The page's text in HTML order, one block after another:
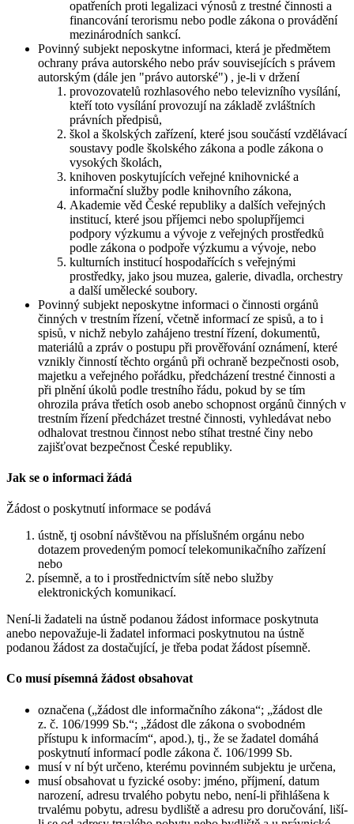
opatřeních proti legalizaci výnosů z trestné činnosti a
financování terorismu nebo podle zákona o provádění
mezinárodních sankcí.
Povinný subjekt neposkytne informaci, která je předmětem
ochrany práva autorského nebo práv souvisejících s právem
autorským (dále jen "právo autorské") , je-li v držení
provozovatelů rozhlasového nebo televizního vysílání,
kteří toto vysílání provozují na základě zvláštních
právních předpisů,
škol a školských zařízení, které jsou součástí vzdělávací
soustavy podle školského zákona a podle zákona o
vysokých školách,
knihoven poskytujících veřejné knihovnické a
informační služby podle knihovního zákona,
Akademie věd České republiky a dalších veřejných
institucí, které jsou příjemci nebo spolupříjemci
podpory výzkumu a vývoje z veřejných prostředků
podle zákona o podpoře výzkumu a vývoje, nebo
kulturních institucí hospodařících s veřejnými
prostředky, jako jsou muzea, galerie, divadla, orchestry
a další umělecké soubory.
Povinný subjekt neposkytne informaci o činnosti orgánů
činných v trestním řízení, včetně informací ze spisů, a to i
spisů, v nichž nebylo zahájeno trestní řízení, dokumentů,
materiálů a zpráv o postupu při prověřování oznámení, které
vznikly činností těchto orgánů při ochraně bezpečnosti osob,
majetku a veřejného pořádku, předcházení trestné činnosti a
při plnění úkolů podle trestního řádu, pokud by se tím
ohrozila práva třetích osob anebo schopnost orgánů činných v
trestním řízení předcházet trestné činnosti, vyhledávat nebo
odhalovat trestnou činnost nebo stíhat trestné činy nebo
zajišťovat bezpečnost České republiky.
Jak se o informaci žádá
Žádost o poskytnutí informace se podává
ústně, tj osobní návštěvou na příslušném orgánu nebo
dotazem provedeným pomocí telekomunikačního zařízení
nebo
písemně, a to i prostřednictvím sítě nebo služby
elektronických komunikací.
Není-li žadateli na ústně podanou žádost informace poskytnuta
anebo nepovažuje-li žadatel informaci poskytnutou na ústně
podanou žádost za dostačující, je třeba podat žádost písemně.
Co musí písemná žádost obsahovat
označena („žádost dle informačního zákona“; „žádost dle
z. č. 106/1999 Sb.“; „žádost dle zákona o svobodném
přístupu k informacím“, apod.), tj., že se žadatel domáhá
poskytnutí informací podle zákona č. 106/1999 Sb.
musí v ní být určeno, kterému povinném subjektu je určena,
musí obsahovat u fyzické osoby: jméno, příjmení, datum
narození, adresu trvalého pobytu nebo, není-li přihlášena k
trvalému pobytu, adresu bydliště a adresu pro doručování, liší-